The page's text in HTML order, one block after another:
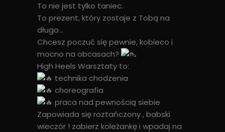
To nie jest tylko taniec.
To prezent, który zostaje z Tobą na
długo…
Chcesz poczuć się pewnie, kobieco i
mocno na obcasach?
High Heels Warsztaty to:
technika chodzenia
choreografia
praca nad pewnością siebie
Zapowiada się roztańczony , babski
wieczór ! zabierz koleżankę i wpadaj na